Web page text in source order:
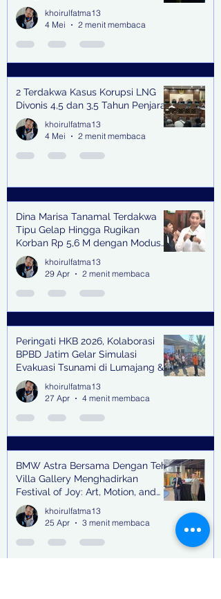
khoirulfatma13
4 Mei
2 menit membaca
2 Terdakwa Kasus Korupsi LNG
Divonis 4,5 dan 3,5 Tahun Penjara
khoirulfatma13
4 Mei
2 menit membaca
Dina Marisa Tanamal Terdakwa
Tipu Gelap Hingga Rugikan
Korban Rp 5,6 M dengan Modus
Kerja Sama Impor Bodong
khoirulfatma13
29 Apr
2 menit membaca
Peringati HKB 2026, Kolaborasi
BPBD Jatim Gelar Simulasi
Evakuasi Tsunami di Lumajang &
Trenggalek
khoirulfatma13
27 Apr
4 menit membaca
BMW Astra Bersama Dengan Teh
Villa Gallery Menghadirkan
Festival of Joy: Art, Motion, and
Scent
khoirulfatma13
25 Apr
3 menit membaca